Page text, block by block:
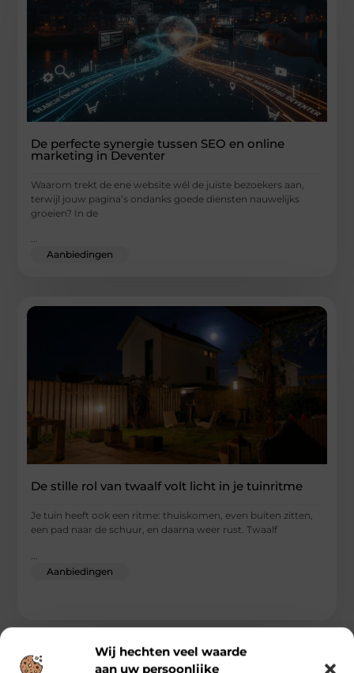
Wij hechten veel waarde
aan uw persoonlijke
De perfecte synergie tussen SEO en online
marketing in Deventer
Waarom trekt de ene website wél de juiste bezoekers aan,
terwijl jouw pagina’s ondanks goede diensten nauwelijks
groeien? In de
...
Aanbiedingen
De stille rol van twaalf volt licht in je tuinritme
Je tuin heeft ook een ritme: thuiskomen, even buiten zitten,
een pad naar de schuur, en daarna weer rust. Twaalf
Aanbiedingen